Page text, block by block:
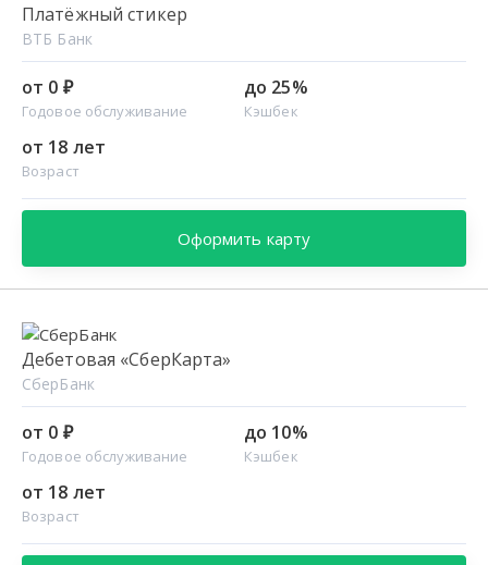
Платёжный стикер
ВТБ Банк
от 0 ₽
Годовое обслуживание
до 25%
Кэшбек
от 18 лет
Возраст
Оформить карту
Дебетовая «СберКарта»
СберБанк
от 0 ₽
Годовое обслуживание
до 10%
Кэшбек
от 18 лет
Возраст